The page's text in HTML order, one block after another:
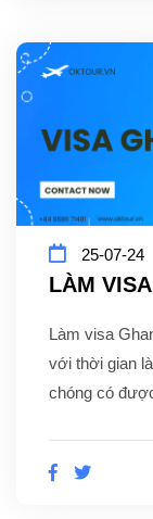
25-07-24
LÀM
Làm visa
với thời gian
chóng có